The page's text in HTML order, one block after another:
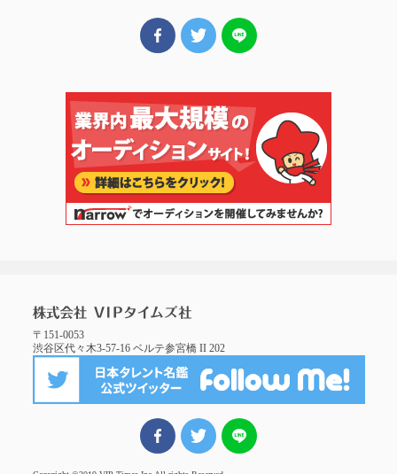
〒151-0053
渋谷区代々木3-57-16 ベルテ参宮橋 II 202
FBでシェアツイート